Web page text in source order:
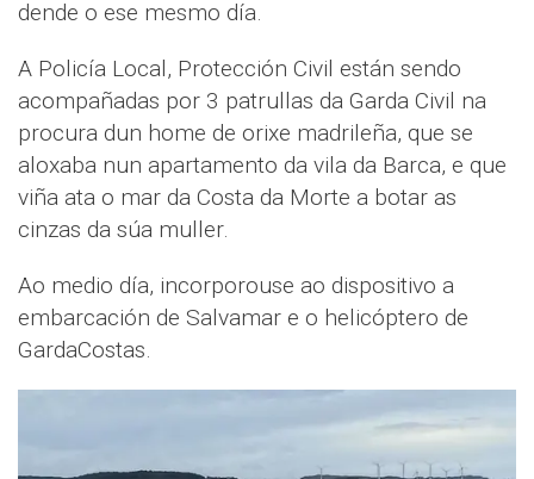
dende o ese mesmo día.
A Policía Local, Protección Civil están sendo
acompañadas por 3 patrullas da Garda Civil na
procura dun home de orixe madrileña, que se
aloxaba nun apartamento da vila da Barca, e que
viña ata o mar da Costa da Morte a botar as
cinzas da súa muller.
Ao medio día, incorporouse ao dispositivo a
embarcación de Salvamar e o helicóptero de
GardaCostas.